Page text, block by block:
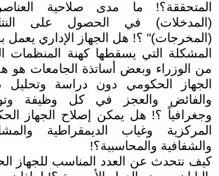
المتحققة؟! ما مدى صلاحية
(المدخلات) في الحصول على
(المخرجات)" ؟! هل الجهاز الإداري يعمل
المشكلة التي يسقطها كهنة المنظمات
من الوزراء وبعض أساتذة الجامعات هو
الجهاز الحكومي دون دراسة وتحليل
والفائض والعجز في كل وظيفة
وجغرافياً ؟! هل يمكن إصلاح الجهاز
المركزية وغياب الديمقراطية
والشفافية والمحاسبية؟!
كيف نتحدث عن العدد المناسب للجهاز